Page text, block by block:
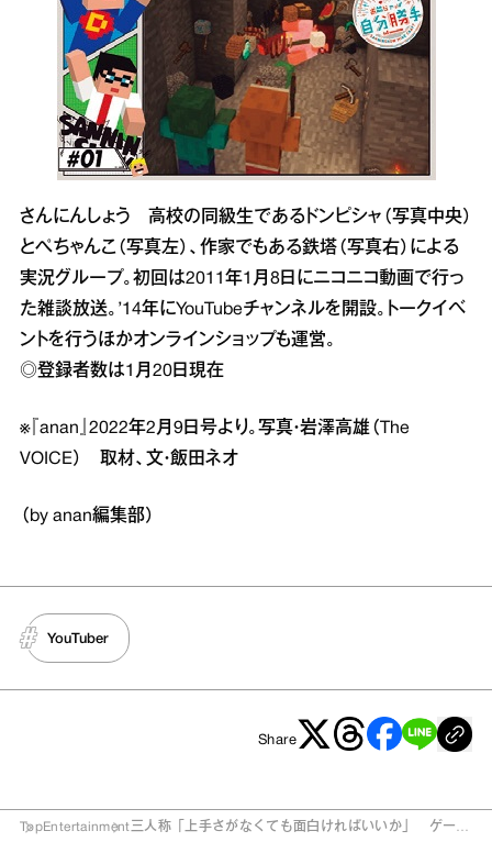
さんにんしょう 高校の同級生であるドンピシャ（写真中央）
とぺちゃんこ（写真左）、作家でもある鉄塔（写真右）による
実況グループ。初回は2011年1月8日にニコニコ動画で行っ
た雑談放送。’14年にYouTubeチャンネルを開設。トークイベ
ントを行うほかオンラインショップも運営。
◎登録者数は1月20日現在
※『anan』2022年2月9日号より。写真・岩澤高雄（The
VOICE） 取材、文・飯田ネオ
（by anan編集部）
YouTuber
Share
TopEntertainment 三人称「上手さがなくても面白ければいいか」 ゲーム